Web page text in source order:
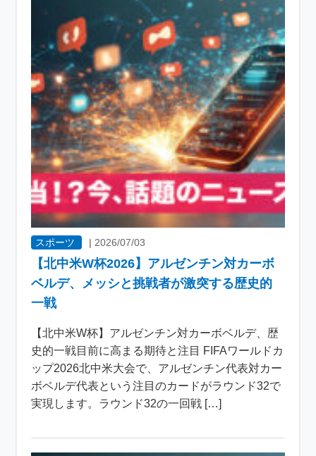
スポーツ | 2026/07/03
【北中米W杯2026】アルゼンチン対カーボ
ベルデ、メッシと挑戦者が激突する歴史的
一戦
【北中米W杯】アルゼンチン対カーボベルデ、歴
史的一戦目前に高まる期待と注目 FIFAワールドカ
ップ2026北中米大会で、アルゼンチン代表対カー
ボベルデ代表という注目のカードがラウンド32で
実現します。ラウンド32の一回戦 […]